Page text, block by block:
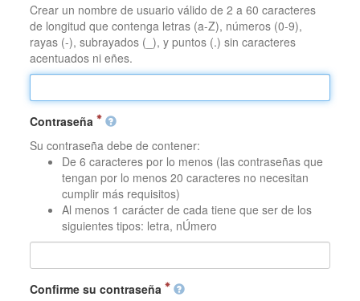
Crear un nombre de usuario válido de 2 a 60 caracteres
de longitud que contenga letras (a-Z), números (0-9),
rayas (-), subrayados (_), y puntos (.) sin caracteres
acentuados ni eñes.
Contraseña
Su contraseña debe de contener:
De 6 caracteres por lo menos (las contraseñas que
tengan por lo menos 20 caracteres no necesitan
cumplir más requisitos)
Al menos 1 carácter de cada tiene que ser de los
siguientes tipos: letra, nÚmero
Confirme su contraseña